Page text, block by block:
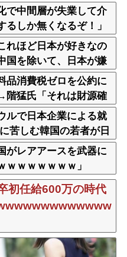
で中間層が失業して介
るしか無くなるぞ！」
れほど日本が好きなの
国を除いて、日本が嫌
品消費税ゼロを公約に
階猛氏「それは財源確
ルで日本企業による就
苦しむ韓国の若者が日
がレアアースを武器に
ｗｗｗｗｗｗｗ」
初任給600万の時代